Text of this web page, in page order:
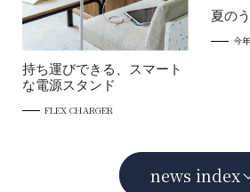
夏の
今
持ち運びできる、スマート
な電源スタンド
FLEX CHARGER
news index